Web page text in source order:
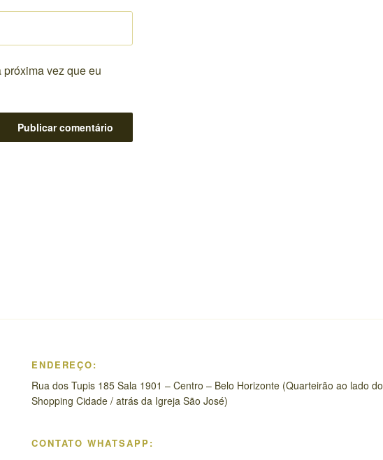
vez que eu
ENDEREÇO:
Rua dos Tupis 185 Sala 1901 – Centro – Belo Horizonte (Quarteirão ao lado do
Shopping Cidade / atrás da Igreja São José)
CONTATO WHATSAPP: